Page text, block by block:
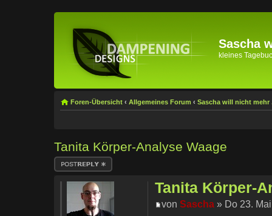
Sascha
kleines
Foren-Übersicht ‹ Allgemeines Forum ‹ Sascha will nicht mehr
Tanita Körper-Analyse Waage
Antwort erstellen
Tanita Körper-
vonSascha » Do 23.